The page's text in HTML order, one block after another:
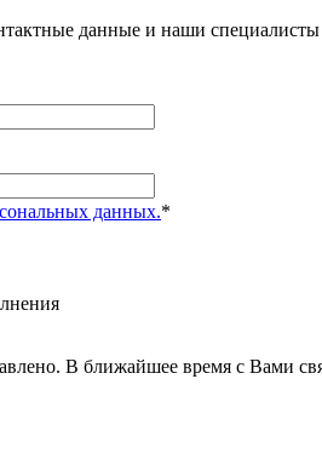
данные и наши
данных.*
В ближайшее время с Вами